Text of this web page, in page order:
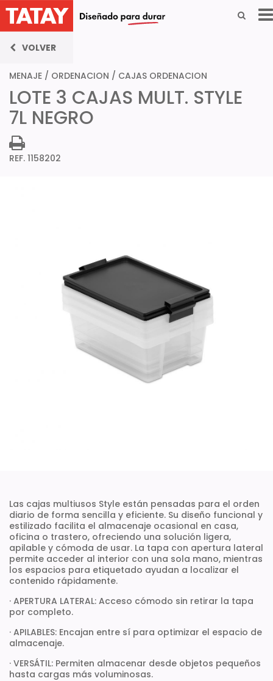
VOLVER
MENAJE / ORDENACION / CAJAS ORDENACION
LOTE 3 CAJAS MULT. STYLE
7L NEGRO
REF. 1158202
Las cajas multiusos Style están pensadas para el orden
diario de forma sencilla y eficiente. Su diseño funcional y
estilizado facilita el almacenaje ocasional en casa,
oficina o trastero, ofreciendo una solución ligera,
apilable y cómoda de usar. La tapa con apertura lateral
permite acceder al interior con una sola mano, mientras
los espacios para etiquetado ayudan a localizar el
contenido rápidamente.
· APERTURA LATERAL: Acceso cómodo sin retirar la tapa
por completo.
· APILABLES: Encajan entre sí para optimizar el espacio de
almacenaje.
· VERSÁTIL: Permiten almacenar desde objetos pequeños
hasta cargas más voluminosas.